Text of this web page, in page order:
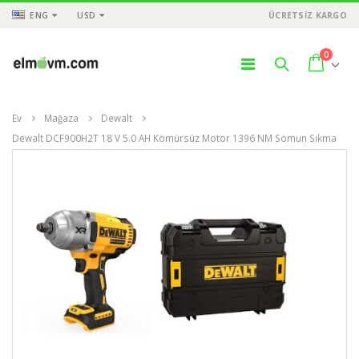
ENG USD ÜCRETSİZ KARGO
0
Ev Mağaza
Dewalt
Dewalt DCF900H2T 18 V 5.0 AH Kömürsüz Motor 1396 NM Somun Sıkma